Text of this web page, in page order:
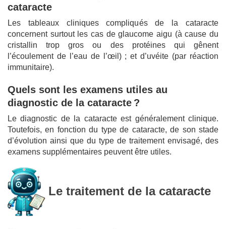
cataracte
Les tableaux cliniques compliqués de la cataracte
concernent surtout les cas de glaucome aigu (à cause du
cristallin trop gros ou des protéines qui gênent
l’écoulement de l’eau de l’œil) ; et d’uvéite (par réaction
immunitaire).
Quels sont les examens utiles au
diagnostic de la cataracte ?
Le diagnostic de la cataracte est généralement clinique.
Toutefois, en fonction du type de cataracte, de son stade
d’évolution ainsi que du type de traitement envisagé, des
examens supplémentaires peuvent être utiles.
Le traitement de la cataracte